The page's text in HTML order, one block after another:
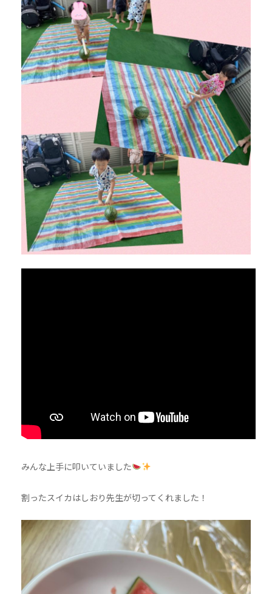
みんな上手に叩いていました
割ったスイカはしおり先生が切ってくれました！